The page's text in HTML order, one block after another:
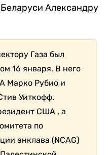
Александру
Газа был
16 января. В него
Марко Рубио и
Уиткофф.
США , а
по
анклава (NCAG)